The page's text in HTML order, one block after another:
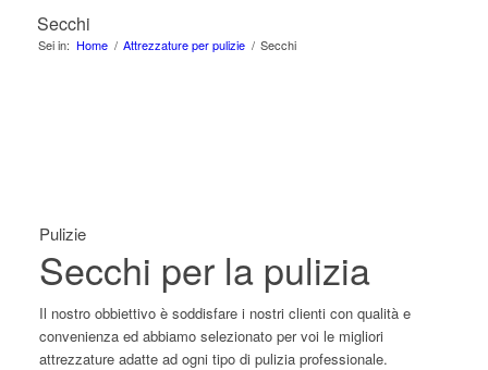
Secchi
Sei in: Home / Attrezzature per pulizie / Secchi
Pulizie
Secchi per la pulizia
Il nostro obbiettivo è soddisfare i nostri clienti con qualità e
convenienza ed abbiamo selezionato per voi le migliori
attrezzature adatte ad ogni tipo di pulizia professionale.